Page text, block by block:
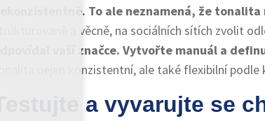
nekonzistentně. To ale neznamená, že
strukturovaně a věcně, na sociálních sítích zvolit
odpovídal vaší značce. Vytvořte manuál a
tonalita nejen konzistentní, ale také flexibilní podle
Testujte a vyvarujte se